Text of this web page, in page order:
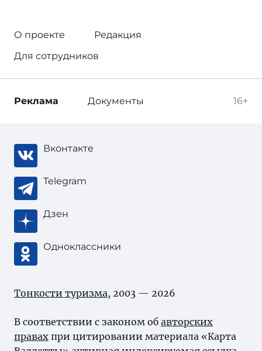
О проекте
Редакция
Для сотрудников
16+
Реклама Документы
Вконтакте
Telegram
Дзен
Одноклассники
Тонкости туризма, 2003 — 2026
В соответствии с законом об авторских
правах при цитировании материала «Карта